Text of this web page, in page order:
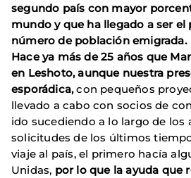
segundo país con mayor
mundo y que ha llegado a ser el
número de población emigrada.
Hace ya más de 25 años que
en Leshoto, aunque nuestra
esporádica,con pequeños
llevado a cabo con socios de
ido sucediendo a lo largo de los
solicitudes de los últimos
viaje al país, el primero hacía
Unidas, por lo que la ayuda que